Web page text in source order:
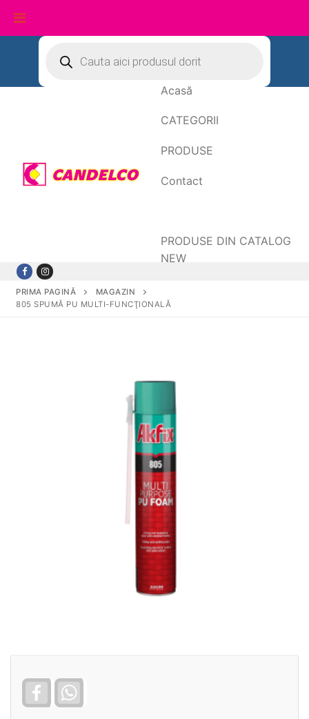
conținut
search
Acasă
CATEGORII
PRODUSE
Contact
PRODUSE DIN CATALOG
NEW
PRIMA PAGINĂ
MAGAZIN
805 SPUMĂ PU MULTI-FUNCŢIONALĂ
Facebook